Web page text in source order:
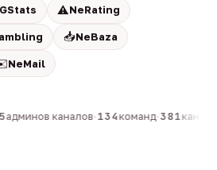
⚠️NeRating
📥NeBaza
NeMail
админов каналов·134команд·381